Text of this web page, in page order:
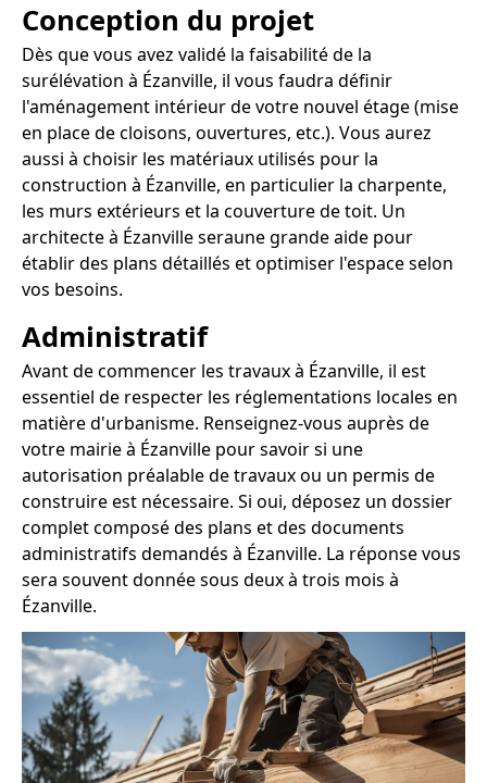
Conception du projet
Dès que vous avez validé la faisabilité de la
surélévation à Ézanville, il vous faudra définir
l'aménagement intérieur de votre nouvel étage (mise
en place de cloisons, ouvertures, etc.). Vous aurez
aussi à choisir les matériaux utilisés pour la
construction à Ézanville, en particulier la charpente,
les murs extérieurs et la couverture de toit. Un
architecte à Ézanville seraune grande aide pour
établir des plans détaillés et optimiser l'espace selon
vos besoins.
Administratif
Avant de commencer les travaux à Ézanville, il est
essentiel de respecter les réglementations locales en
matière d'urbanisme. Renseignez-vous auprès de
votre mairie à Ézanville pour savoir si une
autorisation préalable de travaux ou un permis de
construire est nécessaire. Si oui, déposez un dossier
complet composé des plans et des documents
administratifs demandés à Ézanville. La réponse vous
sera souvent donnée sous deux à trois mois à
Ézanville.